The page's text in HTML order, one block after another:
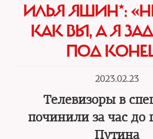
ИЛЬЯ ЯШИН*:
КАК ВЫ, А Я
ПОД
2023.02.23
Телевизоры в
починили за час до
Путина